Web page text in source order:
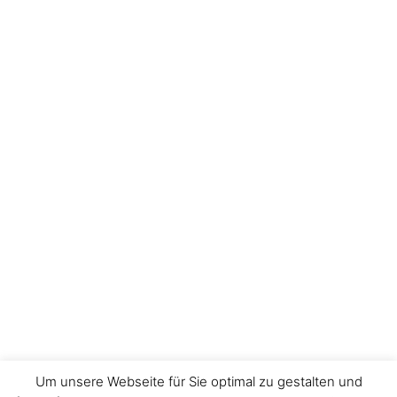
Um unsere Webseite für Sie optimal zu gestalten und